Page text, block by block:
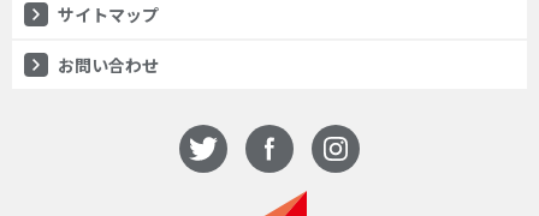
サイトマップ
お問い合わせ